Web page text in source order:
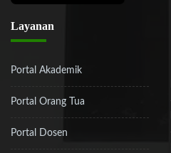
Layanan
Portal Akademik
Portal Orang Tua
Portal Dosen